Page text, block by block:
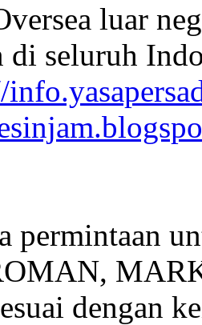
luar
di seluruh
permintaan
dengan